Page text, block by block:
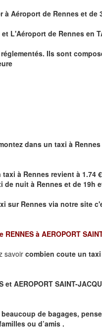
à Aéroport de Rennes et de
L'Aéroport de Rennes en
Ils sont
dans un taxi à Rennes
taxi à Rennes revient à 1.74
de nuit à Rennes et de 19h
sur Rennes via notre site
RENNES à AEROPORT
savoir combien coute un taxi
et AEROPORT SAINT-
de bagages,
ou d’amis .